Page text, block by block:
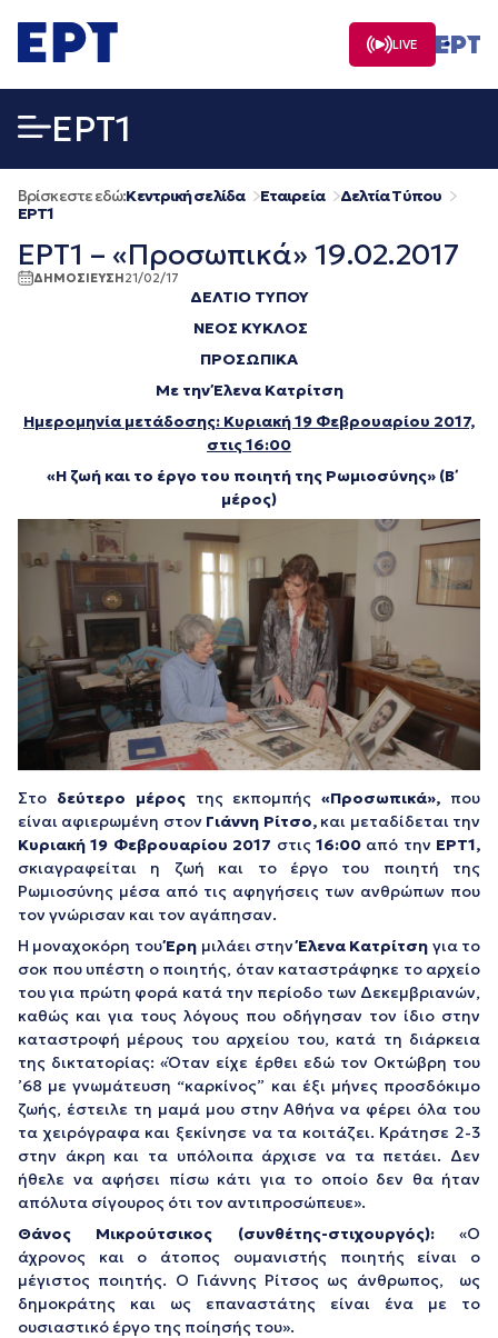
σε
περιεχόμενο
LIVE
EΡΤ1
Βρίσκεστε εδώ:Κεντρική σελίδα Εταιρεία
Δελτία Τύπου
EΡΤ1
ΕΡΤ1 – «Προσωπικά» 19.02.2017
ΔΗΜΟΣΙΕΥΣΗ21/02/17
ΔΕΛΤΙΟ ΤΥΠΟΥ
ΝΕΟΣ ΚΥΚΛΟΣ
ΠΡΟΣΩΠΙΚΑ
Με την Έλενα Κατρίτση
Ημερομηνία μετάδοσης: Κυριακή 19 Φεβρουαρίου 2017,
στις 16:00
«Η ζωή και το έργο του ποιητή της Ρωμιοσύνης» (Β΄
μέρος)
Στο δεύτερο μέροςτης εκπομπής«Προσωπικά», που
είναι αφιερωμένη στον Γιάννη Ρίτσο,και μεταδίδεται την
Κυριακή 19 Φεβρουαρίου 2017 στις 16:00από την ΕΡΤ1,
σκιαγραφείται η ζωή και το έργο του ποιητή της
Ρωμιοσύνης μέσα από τις αφηγήσεις των ανθρώπων που
τον γνώρισαν και τον αγάπησαν.
Η μοναχοκόρη τουΈρη μιλάει στηνΈλενα Κατρίτση για το
σοκ που υπέστη ο ποιητής, όταν καταστράφηκε το αρχείο
του για πρώτη φορά κατά την περίοδο των Δεκεμβριανών,
καθώς και για τους λόγους που οδήγησαν τον ίδιο στην
καταστροφή μέρους του αρχείου του, κατά τη διάρκεια
της δικτατορίας: «Όταν είχε έρθει εδώ τον Οκτώβρη του
’68 με γνωμάτευση “καρκίνος” και έξι μήνες προσδόκιμο
ζωής, έστειλε τη μαμά μου στην Αθήνα να φέρει όλα του
τα χειρόγραφα και ξεκίνησε να τα κοιτάζει. Κράτησε 2-3
στην άκρη και τα υπόλοιπα άρχισε να τα πετάει. Δεν
ήθελε να αφήσει πίσω κάτι για το οποίο δεν θα ήταν
απόλυτα σίγουρος ότι τον αντιπροσώπευε».
Θάνος Μικρούτσικος (συνθέτης-στιχουργός): «Ο
άχρονος και ο άτοπος ουμανιστής ποιητής είναι ο
μέγιστος ποιητής. Ο Γιάννης Ρίτσος ως άνθρωπος, ως
δημοκράτης και ως επαναστάτης είναι ένα με το
ουσιαστικό έργο της ποίησής του».